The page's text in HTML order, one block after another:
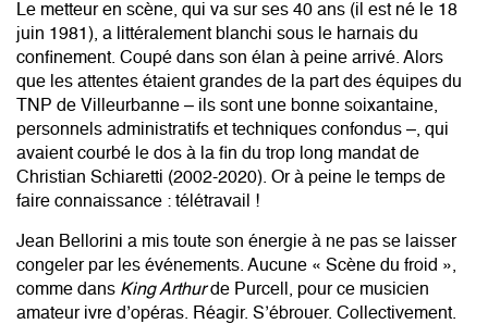
Le metteur en scène, qui va sur ses 40 ans (il est né le 18
juin 1981), a littéralement blanchi sous le harnais du
confinement. Coupé dans son élan à peine arrivé. Alors
que les attentes étaient grandes de la part des équipes du
TNP de Villeurbanne – ils sont une bonne soixantaine,
personnels administratifs et techniques confondus –, qui
avaient courbé le dos à la fin du trop long mandat de
Christian Schiaretti (2002-2020). Or à peine le temps de
faire connaissance : télétravail !
Jean Bellorini a mis toute son énergie à ne pas se laisser
congeler par les événements. Aucune « Scène du froid »,
comme dans King Arthurde Purcell, pour ce musicien
amateur ivre d’opéras. Réagir. S’ébrouer. Collectivement.